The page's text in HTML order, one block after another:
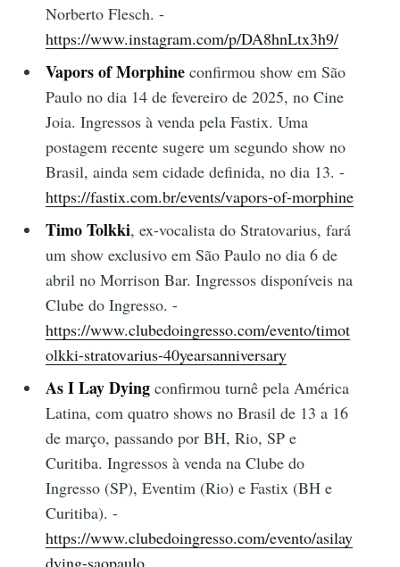
Norberto Flesch. -
https://www.instagram.com/p/DA8hnLtx3h9/
Vapors of Morphine confirmou show em São
Paulo no dia 14 de fevereiro de 2025, no Cine
Joia. Ingressos à venda pela Fastix. Uma
postagem recente sugere um segundo show no
Brasil, ainda sem cidade definida, no dia 13. -
https://fastix.com.br/events/vapors-of-morphine
Timo Tolkki, ex-vocalista do Stratovarius, fará
um show exclusivo em São Paulo no dia 6 de
abril no Morrison Bar. Ingressos disponíveis na
Clube do Ingresso. -
https://www.clubedoingresso.com/evento/timot
olkki-stratovarius-40yearsanniversary
As I Lay Dying confirmou turnê pela América
Latina, com quatro shows no Brasil de 13 a 16
de março, passando por BH, Rio, SP e
Curitiba. Ingressos à venda na Clube do
Ingresso (SP), Eventim (Rio) e Fastix (BH e
Curitiba). -
https://www.clubedoingresso.com/evento/asilay
dying-saopaulo